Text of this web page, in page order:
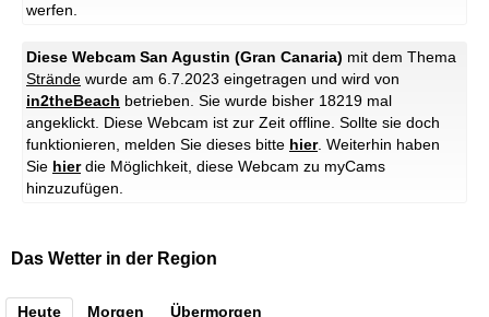
werfen.
Diese Webcam San Agustin (Gran Canaria) mit dem Thema
Strände wurde am 6.7.2023 eingetragen und wird von
in2theBeach betrieben. Sie wurde bisher 18219 mal
angeklickt. Diese Webcam ist zur Zeit offline. Sollte sie doch
funktionieren, melden Sie dieses bitte hier. Weiterhin haben
Sie hierdie Möglichkeit, diese Webcam zu myCams
hinzuzufügen.
Das Wetter in der Region
Heute Morgen Übermorgen